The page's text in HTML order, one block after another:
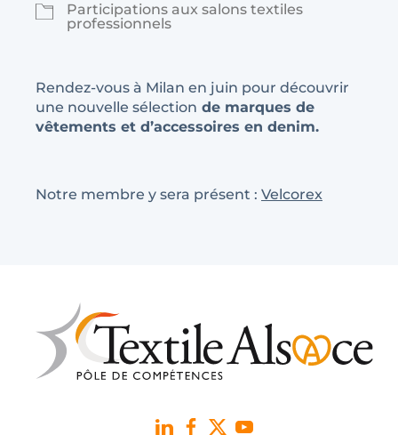
Participations aux salons textiles
professionnels
Rendez-vous à Milan en juin pour découvrir
une nouvelle sélection de marques de
vêtements et d’accessoires en denim.
Notre membre y sera présent : Velcorex